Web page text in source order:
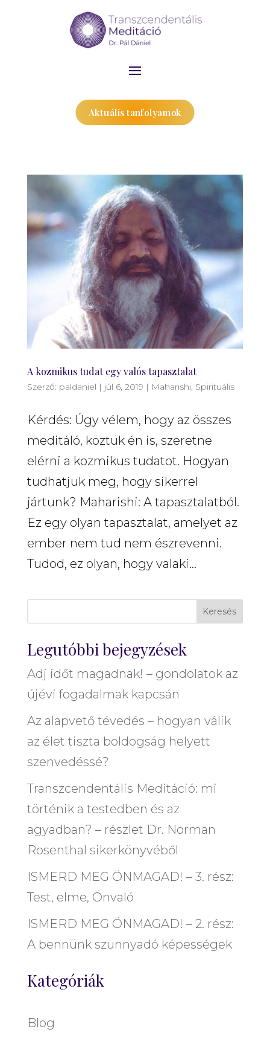
Aktuális tanfolyamok
A kozmikus tudat egy valós tapasztalat
Szerző: paldaniel | júl 6, 2019 | Maharishi, Spirituális
Kérdés: Úgy vélem, hogy az összes
meditáló, köztük én is, szeretne
elérni a kozmikus tudatot. Hogyan
tudhatjuk meg, hogy sikerrel
jártunk? Maharishi: A tapasztalatból.
Ez egy olyan tapasztalat, amelyet az
ember nem tud nem észrevenni.
Tudod, ez olyan, hogy valaki...
Keresés
Legutóbbi bejegyzések
Adj időt magadnak! – gondolatok az
újévi fogadalmak kapcsán
Az alapvető tévedés – hogyan válik
az élet tiszta boldogság helyett
szenvedéssé?
Transzcendentális Meditáció: mi
történik a testedben és az
agyadban? – részlet Dr. Norman
Rosenthal sikerkönyvéből
ISMERD MEG ÖNMAGAD! – 3. rész:
Test, elme, Önvaló
ISMERD MEG ÖNMAGAD! – 2. rész:
A bennünk szunnyadó képességek
Kategóriák
Blog